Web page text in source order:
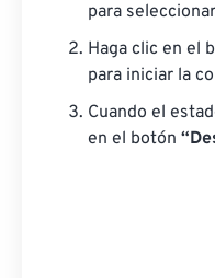
para
Haga clic en el
para iniciar la
Cuando el
en el botón